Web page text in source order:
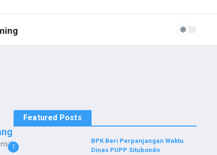
Featured Posts
1
BPK Beri Perpanjangan Waktu
Dinas PUPP Situbondo